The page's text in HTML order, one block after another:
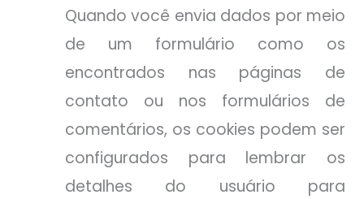
Quando você envia dados por meio
de um formulário como os
encontrados nas páginas de
contato ou nos formulários de
comentários, os cookies podem ser
configurados para lembrar os
detalhes do usuário para